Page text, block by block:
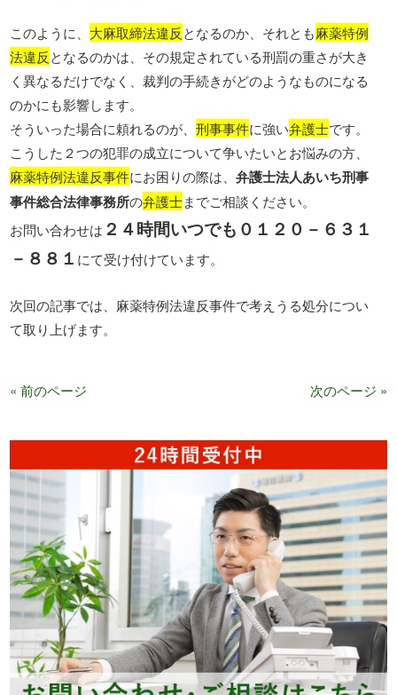
このように、 大麻取締法違反となるのか、それとも麻薬特例
法違反となるのかは、その規定されている刑罰の重さが大き
く異なるだけでなく、裁判の手続きがどのようなものになる
のかにも影響します。
そういった場合に頼れるのが、刑事事件に強い弁護士です。
こうした２つの犯罪の成立について争いたいとお悩みの方、
麻薬特例法違反事件にお困りの際は、弁護士法人あいち刑事
事件総合法律事務所の弁護士までご相談ください。
お問い合わせは ２４時間いつでも０１２０－６３１
－８８１ にて受け付けています。
次回の記事では、麻薬特例法違反事件で考えうる処分につい
て取り上げます。
« 前のページ 次のページ »